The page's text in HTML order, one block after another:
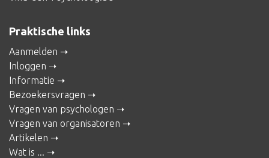
Praktische links
Aanmelden
Inloggen
Informatie
Bezoekersvragen
Vragen van psychologen
Vragen van organisatoren
Artikelen
Wat is ...